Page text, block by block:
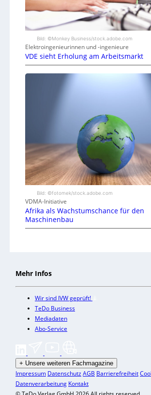
Bild: ©Monkey Business/stock.adobe.com
Elektroingenieurinnen und -ingenieure
VDE sieht Erholung am Arbeitsmarkt
Bild: ©fotomek/stock.adobe.com
VDMA-Initiative
Afrika als Wachstumschance für den
Maschinenbau
Mehr Infos
Wir sind IVW geprüft!
TeDo Business
Mediadaten
Abo-Service
+ Unsere weiteren Fachmagazine
Impressum DatenschutzAGB Barrierefreiheit
Datenverarbeitung Kontakt